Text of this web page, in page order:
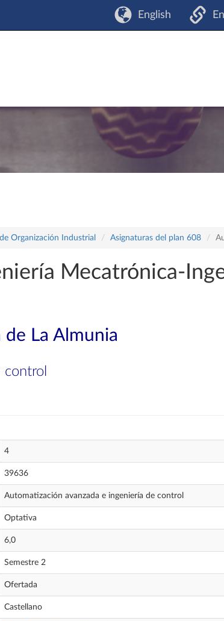
English
Organización Industrial Asignaturas del plan 608
Mecatrónica-
La Almunia
4
39636
Automatización avanzada e ingeniería de control
Optativa
6,0
Semestre 2
Ofertada
Castellano